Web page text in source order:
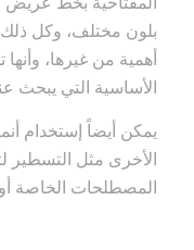
بلون مختلف، وكل ذلك
أهمية من غيرها،
الأساسية التي يبحث
يمكن أيضاً إستخدام
الأخرى مثل التسطير
المصطلحات الخاصة